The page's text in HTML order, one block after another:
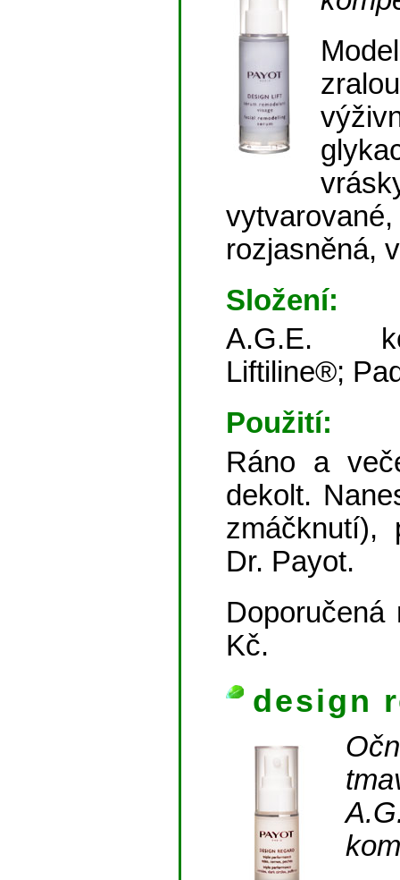
rozjasněná,
Složení:
A.G.E.
Liftiline®;
Použití:
Ráno a
dekolt.
zmáčknutí),
Dr. Payot.
Doporučená
Kč.
design